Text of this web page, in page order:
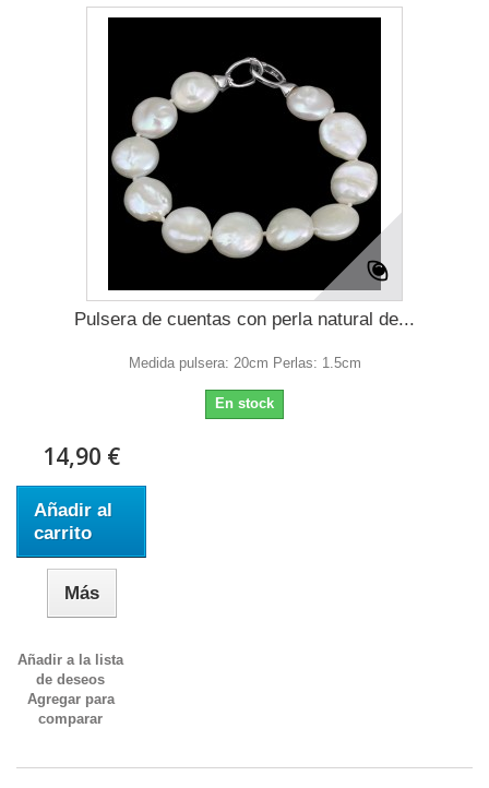
Pulsera de cuentas con perla natural de...
Medida pulsera: 20cm Perlas: 1.5cm
En stock
14,90 €
Añadir al
carrito
Más
Añadir a la lista
de deseos
Agregar para
comparar